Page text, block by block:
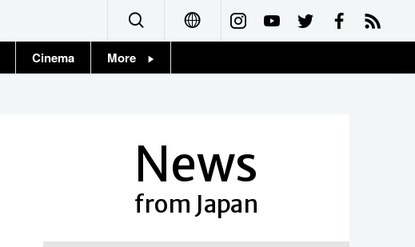
Français
Cinema More
News
from Japan